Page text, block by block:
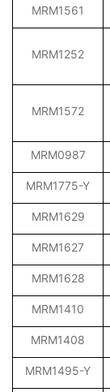
MRM1561
MRM1252
MRM1572
MRM0987
MRM1775-Y
MRM1629
MRM1627
MRM1628
MRM1410
MRM1408
MRM1495-Y